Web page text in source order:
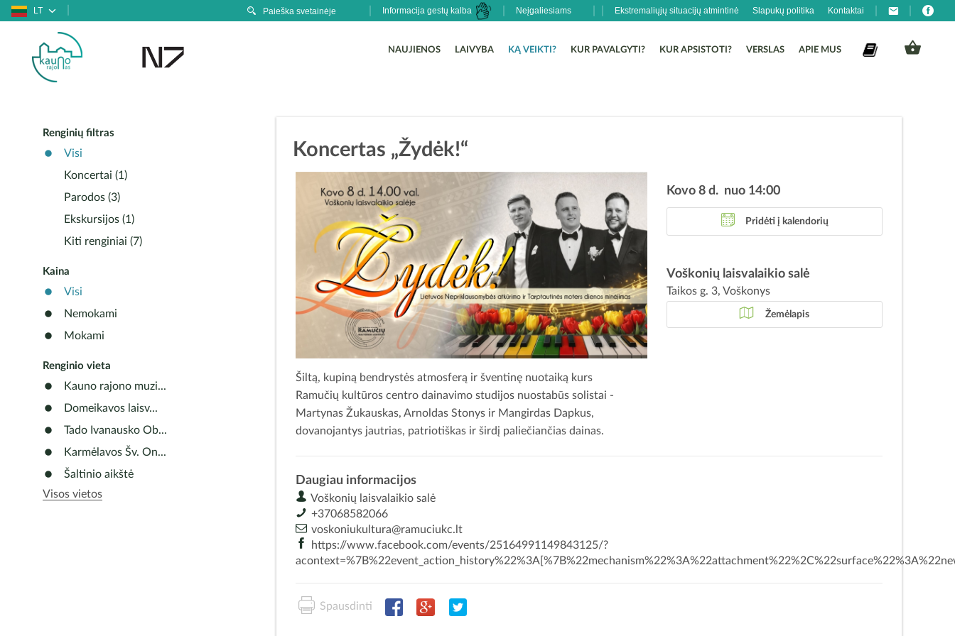
LT Ekstremaliųjų situacijų atmintinė Slapukų politika Kontaktai
Neįgaliesiams
Informacija gestų kalba
NAUJIENOS LAIVYBA KĄ VEIKTI? KUR PAVALGYTI? KUR APSISTOTI? VERSLAS APIE MUS
Renginių filtras
Visi
Koncertai (1)
Parodos (3)
Ekskursijos (1)
Kiti renginiai (7)
Kaina
Visi
Nemokami
Mokami
Renginio vieta
Kauno rajono muzi...
Domeikavos laisv...
Tado Ivanausko Ob...
Karmėlavos Šv. On...
Šaltinio aikštė
Visos vietos
Koncertas „Žydėk!“
Šiltą, kupiną bendrystės atmosferą ir šventinę nuotaiką kurs
Ramučių kultūros centro dainavimo studijos nuostabūs solistai -
Martynas Žukauskas, Arnoldas Stonys ir Mangirdas Dapkus,
dovanojantys jautrias, patriotiškas ir širdį paliečiančias dainas.
Kovo 8 d. nuo 14:00
Pridėti į kalendorių
Voškonių laisvalaikio salė
Taikos g. 3, Voškonys
Žemėlapis
Daugiau informacijos
Voškonių laisvalaikio salė
+37068582066
voskoniukultura@ramuciukc.lt
https://www.facebook.com/events/25164991149843125/?
Spausdinti